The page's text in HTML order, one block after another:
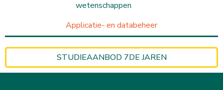
wetenschappen
Applicatie- en databeheer
STUDIEAANBOD 7DE JAREN